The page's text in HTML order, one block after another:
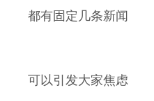
都有固定几条新闻
可以引发大家焦虑